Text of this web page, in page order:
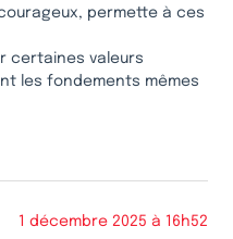
permette à ces
certaines valeurs
les fondements mêmes
1 décembre 2025 à 16h52